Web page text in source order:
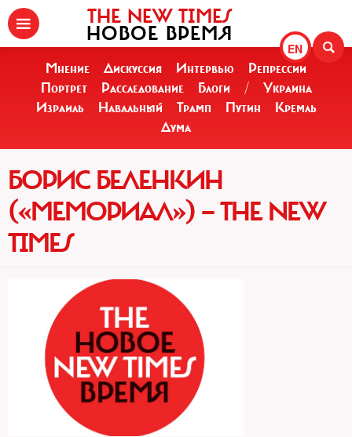
EN
THE NEW TIMES
НОВОЕ ВРЕМЯ
Мнение Дискуссия Интервью
Репрессии
Портрет
Расследование Блоги /
Украина
Израиль
Навальный Трамп Путин
Кремль
Дума
БОРИС БЕЛЕНКИН
(«МЕМОРИАЛ») — THE NEW
TIMES